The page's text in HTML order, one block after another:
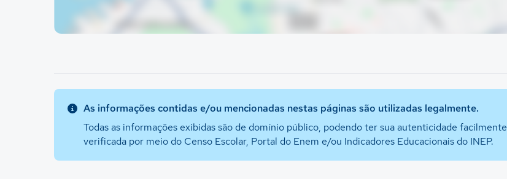
As informações contidas e/ou mencionadas nestas páginas são utilizadas legalmente.
Todas as informações exibidas são de domínio público, podendo ter sua autenticidade facilmente
verificada por meio do Censo Escolar, Portal do Enem e/ou Indicadores Educacionais do INEP.